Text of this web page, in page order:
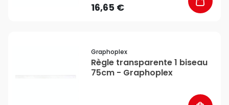
16,65 €
Graphoplex
Règle transparente 1 biseau
75cm - Graphoplex